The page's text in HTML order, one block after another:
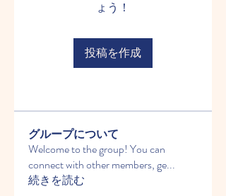
ょう！
投稿を作成
グループについて
Welcome to the group! You can
connect with other members, ge...
続きを読む